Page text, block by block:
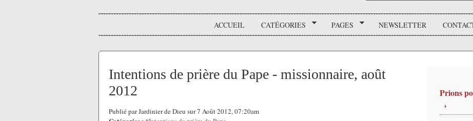
ACCUEIL CATÉGORIES PAGES NEWSLETTER
Intentions de prière du Pape - missionnaire, août
2012
Publié par Jardinier de Dieu sur 7 Août 2012, 07:20am
Prions